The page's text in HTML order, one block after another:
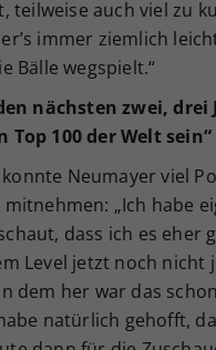
teilweise auch viel zu
immer ziemlich
Bälle wegspielt.“
nächsten zwei, drei
Top 100 der Welt sein“
Neumayer viel
„Ich habe
dass ich es eher
Level jetzt noch nicht
dem her war das
natürlich gehofft,